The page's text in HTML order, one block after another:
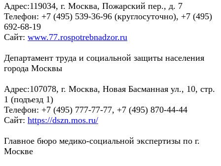
Адрес:119034, г. Москва, Пожарский пер., д. 7
Телефон: +7 (495) 539-36-96 (круглосуточно), +7 (495)
692-68-19
Сайт: www.77.rospotrebnadzor.ru
Департамент труда и социальной защиты населения
города Москвы
Адрес:107078, г. Москва, Новая Басманная ул., 10, стр.
1 (подъезд 1)
Телефон: +7 (495) 777-77-77, +7 (495) 870-44-44
Сайт: https://dszn.mos.ru/
Главное бюро медико-социальной экспертизы по г.
Москве